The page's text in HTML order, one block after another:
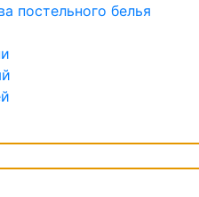
белья